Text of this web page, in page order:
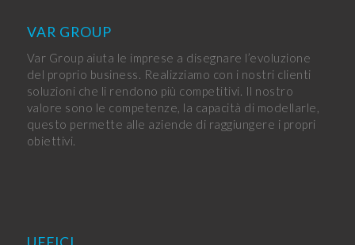
VAR GROUP
Var Group aiuta le imprese a disegnare l’evoluzione
del proprio business. Realizziamo con i nostri clienti
soluzioni che li rendono più competitivi. Il nostro
valore sono le competenze, la capacità di modellarle,
questo permette alle aziende di raggiungere i propri
obiettivi.